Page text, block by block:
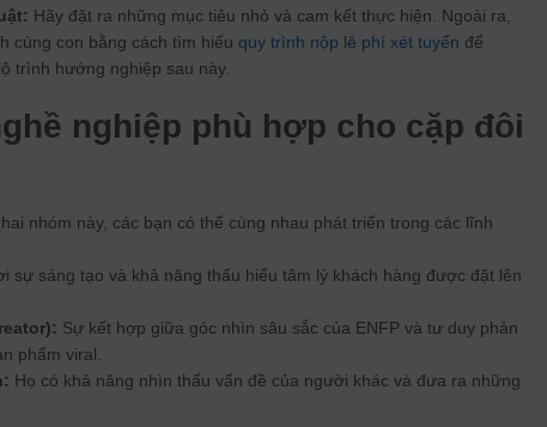
Hãy đặt ra những mục tiêu nhỏ và cam kết thực hiện. Ngoài ra,
cùng con bằng cách tìm hiểuquy trình nộp lệ phí xét tuyển để
trình hướng nghiệp sau này.
nghiệp phù hợp cho cặp đôi
nhóm này, các bạn có thể cùng nhau phát triển trong các lĩnh
sự sáng tạo và khả năng thấu hiểu tâm lý khách hàng được đặt lên
Sự kết hợp giữa góc nhìn sâu sắc của ENFP và tư duy phản
phẩm viral.
Họ có khả năng nhìn thấu vấn đề của người khác và đưa ra những